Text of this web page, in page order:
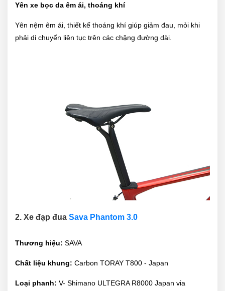
Yên xe bọc da êm ái, thoáng khí
Yên nệm êm ái, thiết kế thoáng khí giúp giảm đau, mỏi khi
phải di chuyển liên tục trên các chặng đường dài.
2. Xe đạp đua Sava Phantom 3.0
Thương hiệu: SAVA
Chất liệu khung: Carbon TORAY T800 - Japan
Loại phanh: V- Shimano ULTEGRA R8000 Japan via